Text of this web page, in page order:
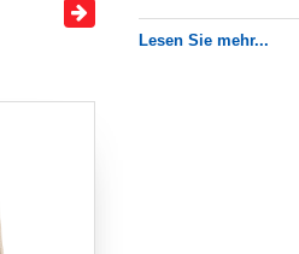
Lesen Sie mehr...